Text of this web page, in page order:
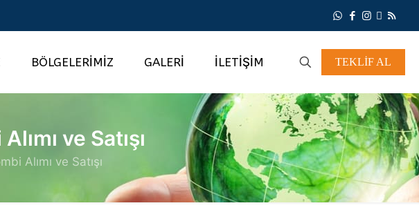
BÖLGELERİMİZ GALERİ İLETİŞİM TEKLİF AL
ve Satışı
Alımı ve Satışı